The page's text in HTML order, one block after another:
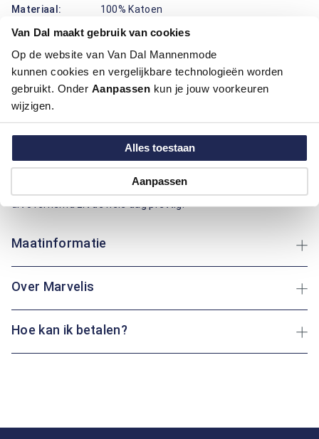
Van Dal maakt gebruik van cookies
Op de website van Van Dal Mannenmode
kunnen cookies en vergelijkbare technologieën worden
gebruikt. Onder Aanpassen kun je jouw voorkeuren
wijzigen.
Alles toestaan
Aanpassen
Materiaal:
100% Katoen
Dit overhemd met korte mouw van Marvelis draagt prettig en
oogt verzorgd. De klassieke boord, de modern fit pasvorm en
het effen motief zorgen voor een rustige uitstraling die
makkelijk combineert. Het overhemd is gemaakt van katoen,
dat voelt zacht aan, ademt goed en helpt je fris te blijven op
bril of pen. Of je nu een dagje weg gaat of thuis aan tafel zit:
dit overhemd zit de hele dag prettig.
Maatinformatie
Over Marvelis
Hoe kan ik betalen?